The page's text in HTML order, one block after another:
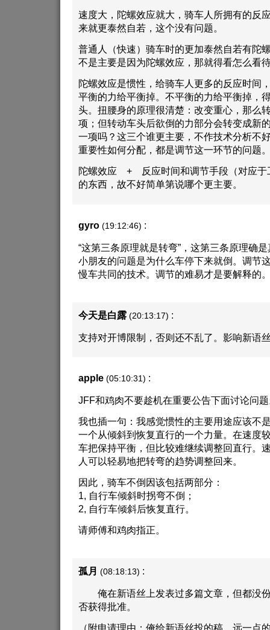
速度大，陀螺效应就大，骑车人所拥有的反
来就更泰然自若，这个没有问题。
普通人（快速）骑车时的更加泰然自若有陀
不是主要是因为陀螺效应，那就得看怎么看
陀螺效应是惯性，给骑车人更多的反应时间
平衡的力给平衡掉。不平衡的力给平衡掉，
头。扭腰身的原理很清楚：改变重心，那么
项；但转动车头后欲倒的力部分会转变成新
一项吗？这三个谁更主要，不作技术分析不
重要性如何分配，都是调节这一环节的问题
陀螺效应 + 反应时间和调节手段（对应于
的东西，故不好简单第说哪个更主要。
gyro (19:12:46) :
“这第三条原理就是转弯”，这第三条原理确
小朋友的问题是为什么车停下来就倒。调节
慢车共同的技术。调节的难易才是要解释的
今天是白露 (20:13:17) :
支持对开博限制，否则还不乱了。影响新语
apple (05:10:31) :
JFF和鸡肉不要趁机在重要公告下面讨论问
我也插一句：我感觉惯性的主要用途应该不
一个从倾斜到恢复直行的一个力量。在速度
车把保持平衡，但比较难继续调整回直行。
人可以轻易地把转弯的趋势调整回来。
因此，骑车不倒因该包括两部分：
1, 自行车倾斜时拐弯不倒；
2, 自行车倾斜后恢复直行。
请师傅和鸡肉指正。
孤月 (08:18:13) :
俺在新语丝上发表过多篇文章，但都没
否获得批准。
（附申请理由：俺给新语丝投的稿，远一点